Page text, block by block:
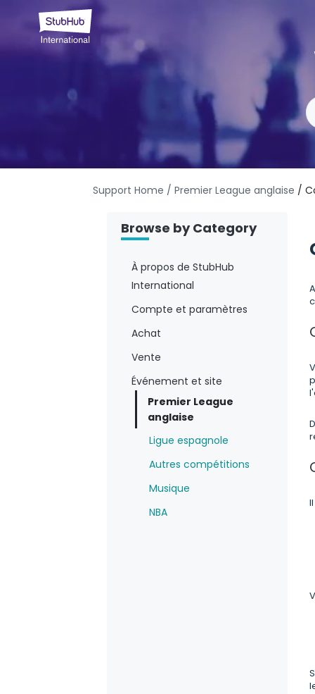
Support Home / Premier League anglaise /
Browse by Category
À propos de StubHub
International
Compte et paramètres
Achat
Vente
Événement et site
Premier League
anglaise
Ligue espagnole
Autres compétitions
Musique
NBA